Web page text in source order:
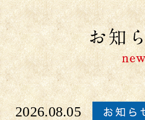
2026.08.05